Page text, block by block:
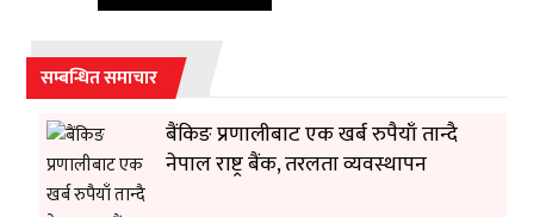
सम्बन्धित समाचार
बैंकिङ प्रणालीबाट एक खर्ब रुपैयाँ तान्दै
नेपाल राष्ट्र बैंक, तरलता व्यवस्थापन